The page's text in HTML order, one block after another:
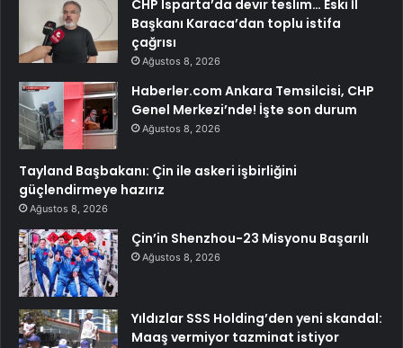
CHP Isparta’da devir teslim… Eski İl
Başkanı Karaca’dan toplu istifa
çağrısı
Ağustos 8, 2026
Haberler.com Ankara Temsilcisi, CHP
Genel Merkezi’nde! İşte son durum
Ağustos 8, 2026
Tayland Başbakanı: Çin ile askeri işbirliğini
güçlendirmeye hazırız
Ağustos 8, 2026
Çin’in Shenzhou-23 Misyonu Başarılı
Ağustos 8, 2026
Yıldızlar SSS Holding’den yeni skandal:
Maaş vermiyor tazminat istiyor